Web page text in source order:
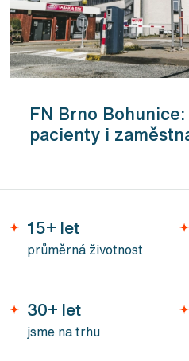
FN Brno
pacienty i
15+ let
průměrná životnost
30+ let
jsme na trhu